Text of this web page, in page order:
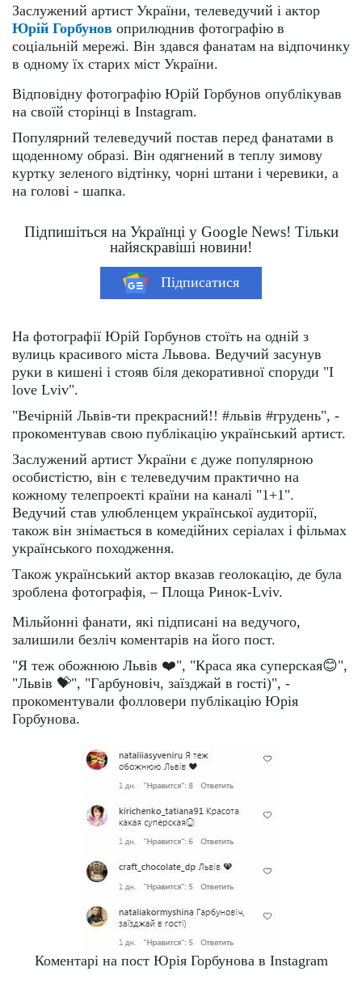
Заслужений артист України, телеведучий і актор
Юрій Горбунов оприлюднив фотографію в
соціальній мережі. Він здався фанатам на відпочинку
в одному їх старих міст України.
Відповідну фотографію Юрій Горбунов опублікував
на своїй сторінці в Instagram.
Популярний телеведучий постав перед фанатами в
щоденному образі. Він одягнений в теплу зимову
куртку зеленого відтінку, чорні штани і черевики, а
на голові - шапка.
Підпишіться на Українці у Google News! Тільки
найяскравіші новини!
Підписатися
На фотографії Юрій Горбунов стоїть на одній з
вулиць красивого міста Львова. Ведучий засунув
руки в кишені і стояв біля декоративної споруди "I
love Lviv".
"Вечірній Львів-ти прекрасний!! #львів #грудень", -
прокоментував свою публікацію український артист.
Заслужений артист України є дуже популярною
особистістю, він є телеведучим практично на
кожному телепроекті країни на каналі "1+1".
Ведучий став улюбленцем української аудиторії,
також він знімається в комедійних серіалах і фільмах
українського походження.
Також український актор вказав геолокацію, де була
зроблена фотографія, – Площа Ринок-Lviv.
Мільйонні фанати, які підписані на ведучого,
залишили безліч коментарів на його пост.
"Я теж обожнюю Львів ❤️", "Краса яка суперская😊",
"Львів 💝", "Гарбуновіч, заїзджай в гості)", -
прокоментували фолловери публікацію Юрія
Горбунова.
Коментарі на пост Юрія Горбунова в Instagram